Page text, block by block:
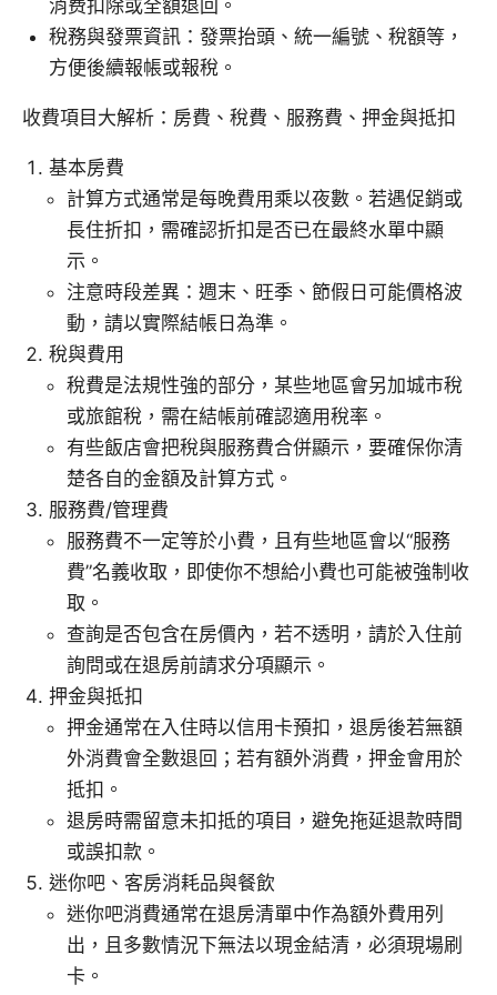
消费扣除或全額退回。
稅務與發票資訊：發票抬頭、統一編號、稅額等，
方便後續報帳或報稅。
收費項目大解析：房費、稅費、服務費、押金與抵扣
基本房費
計算方式通常是每晚費用乘以夜數。若遇促銷或
長住折扣，需確認折扣是否已在最終水單中顯
示。
注意時段差異：週末、旺季、節假日可能價格波
動，請以實際結帳日為準。
稅與費用
稅費是法規性強的部分，某些地區會另加城市稅
或旅館稅，需在結帳前確認適用稅率。
有些飯店會把稅與服務費合併顯示，要確保你清
楚各自的金額及計算方式。
服務費/管理費
服務費不一定等於小費，且有些地區會以“服務
費”名義收取，即使你不想給小費也可能被強制收
取。
查詢是否包含在房價內，若不透明，請於入住前
詢問或在退房前請求分項顯示。
押金與抵扣
押金通常在入住時以信用卡預扣，退房後若無額
外消費會全數退回；若有額外消費，押金會用於
抵扣。
退房時需留意未扣抵的項目，避免拖延退款時間
或誤扣款。
迷你吧、客房消耗品與餐飲
迷你吧消費通常在退房清單中作為額外費用列
出，且多數情況下無法以現金結清，必須現場刷
卡。